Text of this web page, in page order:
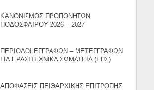
ΚΑΝΟΝΙΣΜΟΣ ΠΡΟΠΟΝΗΤΩΝ
ΠΟΔΟΣΦΑΙΡΟΥ 2026 – 2027
ΠΕΡΙΟΔΟΙ ΕΓΓΡΑΦΩΝ – ΜΕΤΕΓΓΡΑΦΩΝ
ΓΙΑ ΕΡΑΣΙΤΕΧΝΙΚΑ ΣΩΜΑΤΕΙΑ (ΕΠΣ)
ΑΠΟΦΑΣΕΙΣ ΠΕΙΘΑΡΧΙΚΗΣ ΕΠΙΤΡΟΠΗΣ